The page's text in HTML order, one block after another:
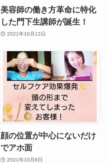
美容師の働き方革命に特化
した門下生講師が誕生！
2021年10月13日
顔の位置が中心にないだけ
でアホ面
2021年10月9日